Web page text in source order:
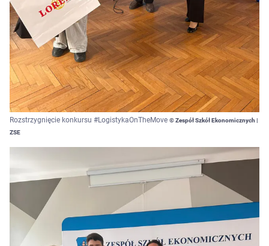
Rozstrzygnięcie konkursu #LogistykaOnTheMove © Zespół Szkół Ekonomicznych |
ZSE